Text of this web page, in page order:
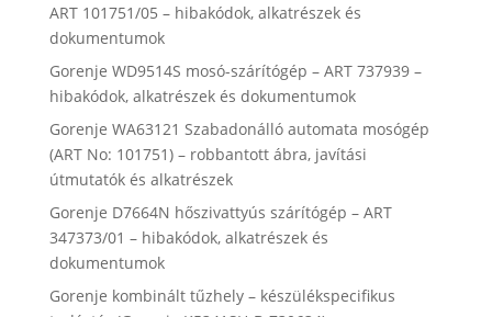
ART 101751/05 – hibakódok, alkatrészek és
dokumentumok
Gorenje WD9514S mosó-szárítógép – ART 737939 –
hibakódok, alkatrészek és dokumentumok
Gorenje WA63121 Szabadonálló automata mosógép
(ART No: 101751) – robbantott ábra, javítási
útmutatók és alkatrészek
Gorenje D7664N hőszivattyús szárítógép – ART
347373/01 – hibakódok, alkatrészek és
dokumentumok
Gorenje kombinált tűzhely – készülékspecifikus